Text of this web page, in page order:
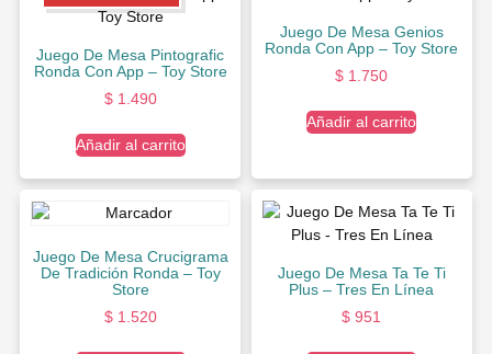
Juego De Mesa Pintografic
Ronda Con App – Toy Store
$1.490
Añadir al carrito
Juego De Mesa Genios
Ronda Con App – Toy Store
$ 1.750
Añadir al carrito
Juego De Mesa Crucigrama
De Tradición Ronda – Toy
Store
$1.520
Juego De Mesa Ta Te Ti
Plus – Tres En Línea
$ 951